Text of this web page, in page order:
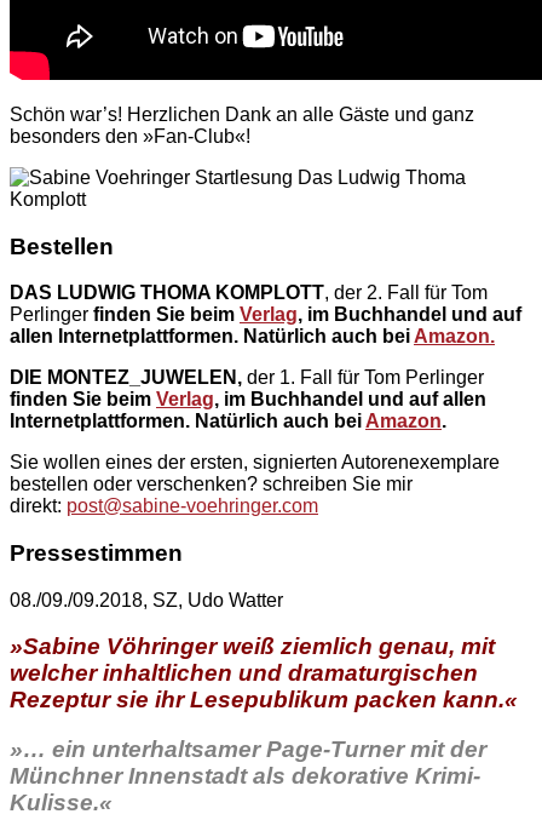
Schön war’s! Herzlichen Dank an alle Gäste und ganz
besonders den »Fan-Club«!
Bestellen
DAS LUDWIG THOMA KOMPLOTT, der 2. Fall für Tom
Perlinger finden Sie beim Verlag, im Buchhandel und auf
allen Internetplattformen. Natürlich auch bei Amazon.
DIE MONTEZ_JUWELEN, der 1. Fall für Tom Perlinger
finden Sie beim Verlag, im Buchhandel und auf allen
Internetplattformen. Natürlich auch bei Amazon.
Sie wollen eines der ersten, signierten Autorenexemplare
bestellen oder verschenken? schreiben Sie mir
direkt: post@sabine-voehringer.com
Pressestimmen
08./09./09.2018, SZ, Udo Watter
»Sabine Vöhringer weiß ziemlich genau, mit
welcher inhaltlichen und dramaturgischen
Rezeptur sie ihr Lesepublikum packen kann.«
»… ein unterhaltsamer Page-Turner mit der
Münchner Innenstadt als dekorative Krimi-
Kulisse.«